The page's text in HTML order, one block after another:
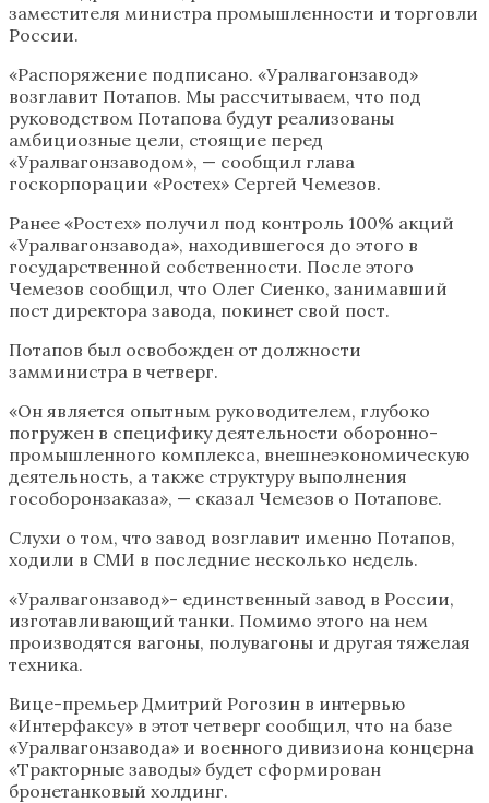
заместителя министра промышленности и торговли
России.
«Распоряжение подписано. «Уралвагонзавод»
возглавит Потапов. Мы рассчитываем, что под
руководством Потапова будут реализованы
амбициозные цели, стоящие перед
«Уралвагонзаводом», — сообщил глава
госкорпорации «Ростех» Сергей Чемезов.
Ранее «Ростех» получил под контроль 100% акций
«Уралвагонзавода», находившегося до этого в
государственной собственности. После этого
Чемезов сообщил, что Олег Сиенко, занимавший
пост директора завода, покинет свой пост.
Потапов был освобожден от должности
замминистра в четверг.
«Он является опытным руководителем, глубоко
погружен в специфику деятельности оборонно-
промышленного комплекса, внешнеэкономическую
деятельность, а также структуру выполнения
гособоронзаказа», — сказал Чемезов о Потапове.
Слухи о том, что завод возглавит именно Потапов,
ходили в СМИ в последние несколько недель.
«Уралвагонзавод»- единственный завод в России,
изготавливающий танки. Помимо этого на нем
производятся вагоны, полувагоны и другая тяжелая
техника.
Вице-премьер Дмитрий Рогозин в интервью
«Интерфаксу» в этот четверг сообщил, что на базе
«Уралвагонзавода» и военного дивизиона концерна
«Тракторные заводы» будет сформирован
бронетанковый холдинг.